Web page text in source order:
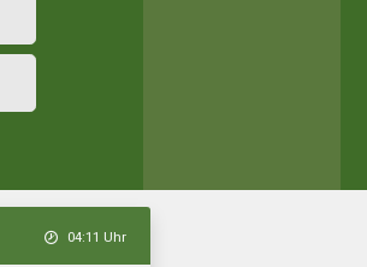
04:11 Uhr